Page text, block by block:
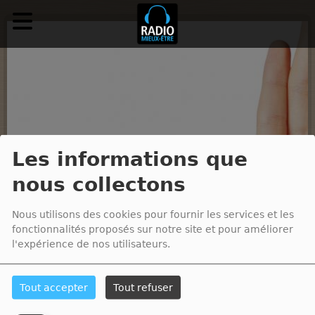
Les informations que
nous collectons
Nous utilisons des cookies pour fournir les services et les
fonctionnalités proposés sur notre site et pour améliorer
l'expérience de nos utilisateurs.
Tout accepter Tout refuser
RADIO MIEUX-ÊTRE : ÉCOUTER,